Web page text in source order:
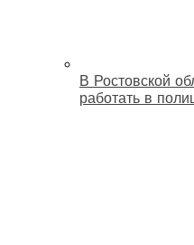
В Ростовской
работать в